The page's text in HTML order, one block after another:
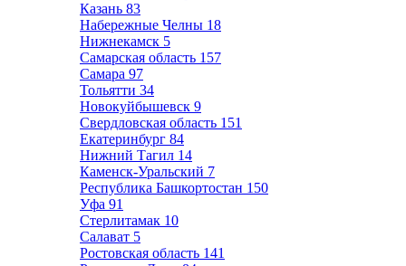
Казань 83
Набережные Челны 18
Нижнекамск 5
Самарская область 157
Самара 97
Тольятти 34
Новокуйбышевск 9
Свердловская область 151
Екатеринбург 84
Нижний Тагил 14
Каменск-Уральский 7
Республика Башкортостан 150
Уфа 91
Стерлитамак 10
Салават 5
Ростовская область 141